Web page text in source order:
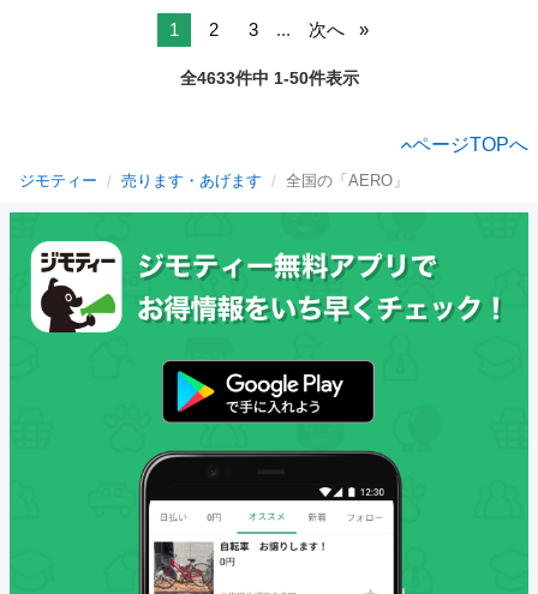
1 2 3 ... 次へ
全4633件中 1-50件表示
ページTOPへ
ジモティー 売ります・あげます 全国の「AERO」